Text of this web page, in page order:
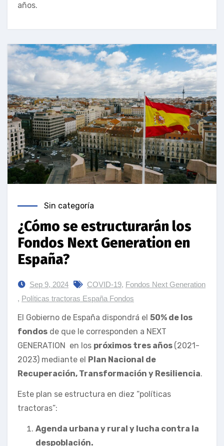
años.
Sin categoría
¿Cómo se estructurarán los
Fondos Next Generation en
España?
Sep 9, 2024 COVID-19, Fondos Next Generation
, Políticas tractoras España Fondos
El Gobierno de España dispondrá el 50% de los
fondos de que le corresponden a NEXT
GENERATION en los próximos tres años (2021-
2023) mediante el Plan Nacional de
Recuperación, Transformación y Resiliencia.
Este plan se estructura en diez “políticas
tractoras”:
Agenda urbana y rural y lucha contra la
despoblación.